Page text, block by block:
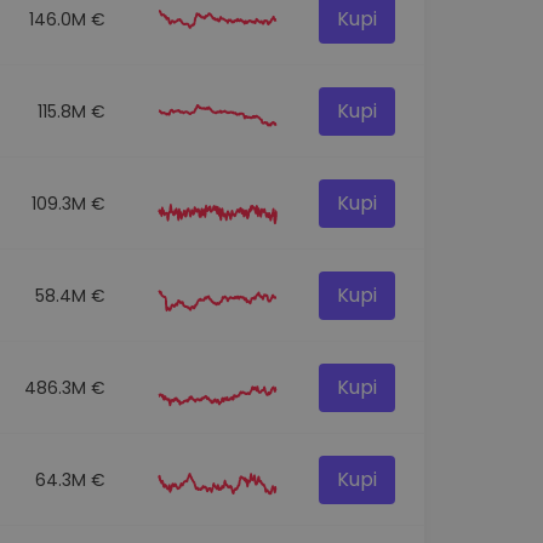
146.0M € Kupi
115.8M € Kupi
109.3M € Kupi
58.4M € Kupi
486.3M € Kupi
64.3M € Kupi